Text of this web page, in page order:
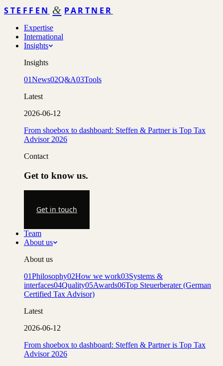
STEFFEN & PARTNER
Expertise
International
Insights
Insights
01News02Q&A03Tools
Latest
2026-06-12
From shoebox to dashboard: Steffen & Partner is Top Tax
Advisor 2026
Contact
Get to know us.
Get in touch
Team
About us
About us
01Philosophy02How we work03Systems &
interfaces04Quality05Awards06Top Steuerberater (German
Certified Tax Advisor)
Latest
2026-06-12
From shoebox to dashboard: Steffen & Partner is Top Tax
Advisor 2026